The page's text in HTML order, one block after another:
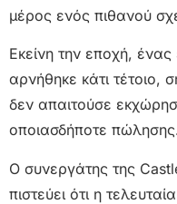
μέρος ενός πιθανού
Εκείνη την εποχή,
αρνήθηκε κάτι τέτοιο,
δεν απαιτούσε
οποιασδήποτε
Ο συνεργάτης της
πιστεύει ότι η